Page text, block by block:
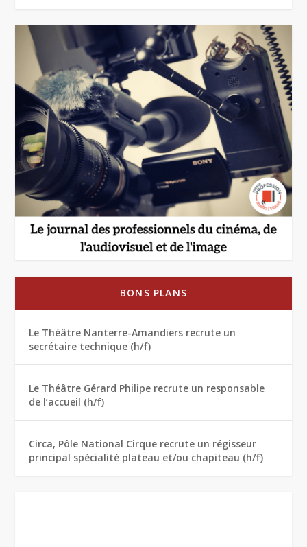
BONS PLANS
Le Théâtre Nanterre-Amandiers recrute un
secrétaire technique (h/f)
Le Théâtre Gérard Philipe recrute un responsable
de l’accueil (h/f)
Circa, Pôle National Cirque recrute un régisseur
principal spécialité plateau et/ou chapiteau (h/f)